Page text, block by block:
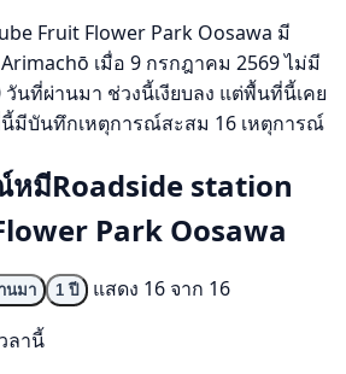
Fruit Flower Park Oosawa มี
เมื่อ 9 กรกฎาคม 2569 ไม่มี
วันที่ผ่านมา ช่วงนี้เงียบลง แต่พื้นที่นี้เคย
มีบันทึกเหตุการณ์สะสม 16 เหตุการณ์
หมีRoadside station
Park Oosawa
นมา 1 ปี
แสดง 16 จาก 16
ลานี้